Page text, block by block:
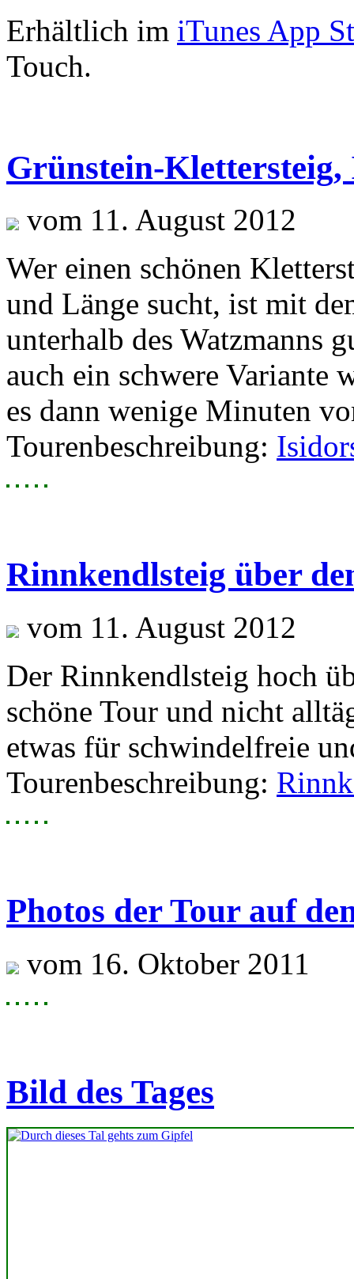
Erhältlich im iTunes App
Touch.
Grünstein-Klettersteig,
vom 11. August 2012
Wer einen schönen
und Länge sucht, ist mit
unterhalb des Watzmanns
auch ein schwere Variante
es dann wenige Minuten
Tourenbeschreibung:
Rinnkendlsteig über
vom 11. August 2012
Der Rinnkendlsteig hoch
schöne Tour und nicht
etwas für schwindelfreie
Tourenbeschreibung:
Photos der Tour auf
vom 16. Oktober 2011
Bild des Tages